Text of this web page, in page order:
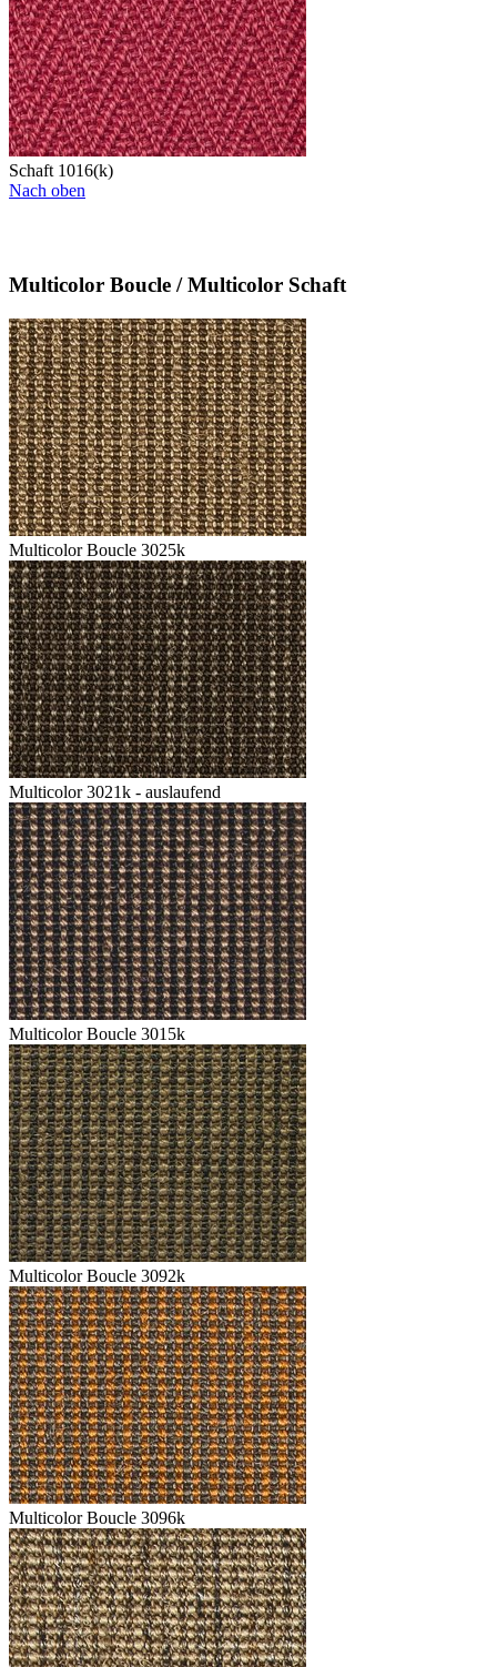
Schaft 1016(k)
Nach oben
Multicolor Boucle / Multicolor Schaft
Multicolor Boucle 3025k
Multicolor 3021k - auslaufend
Multicolor Boucle 3015k
Multicolor Boucle 3092k
Multicolor Boucle 3096k